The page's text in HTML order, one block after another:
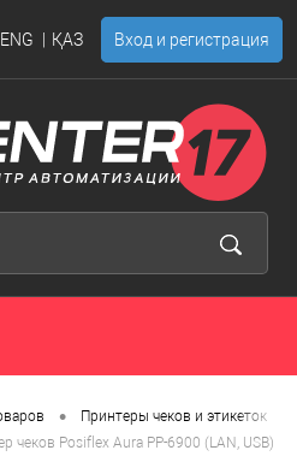
ENG ҚАЗ Вход и регистрация
• Принтеры чеков и этикеток
чеков Posiflex Aura PP-6900 (LAN, USB)